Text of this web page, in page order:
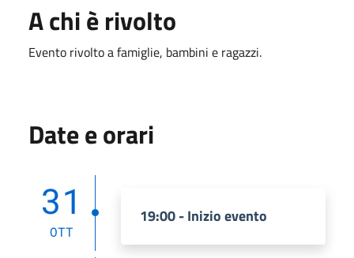
A chi è rivolto
Evento rivolto a famiglie, bambini e ragazzi.
Date e orari
31
OTT
19:00 - Inizio evento